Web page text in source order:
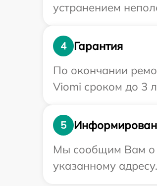
устранением
4
Гарантия
По окончании
Viomi сроком до 3
5
Мы сообщим Вам о
указанному адресу.